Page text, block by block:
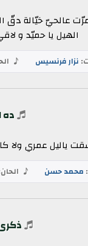
عالحيّ خيّالة
الهيل يا حميّد و
نزار فرنسيس
ده
ياليل عمري ولا
محمد حسن